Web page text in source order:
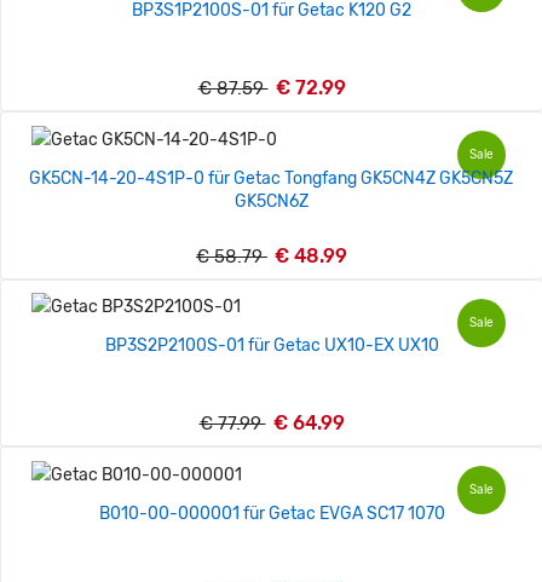
BP3S1P2100S-01 für Getac K120 G2
€ 87.59 € 72.99
Sale
GK5CN-14-20-4S1P-0 für Getac Tongfang GK5CN4Z GK5CN5Z
GK5CN6Z
€ 58.79 € 48.99
Sale
BP3S2P2100S-01 für Getac UX10-EX UX10
€ 77.99 € 64.99
Sale
B010-00-000001 für Getac EVGA SC17 1070